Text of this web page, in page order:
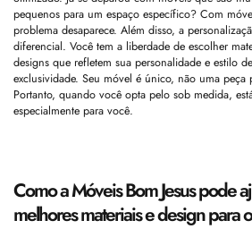
pequenos para um espaço específico? Com
problema desaparece. Além disso, a
diferencial. Você tem a liberdade de escolher
designs que refletem sua personalidade e estilo
exclusividade. Seu móvel é único, não uma peça
Portanto, quando você opta pelo sob medida,
especialmente para você.
Como a Móveis Bom Jesus pode
melhores materiais e design para